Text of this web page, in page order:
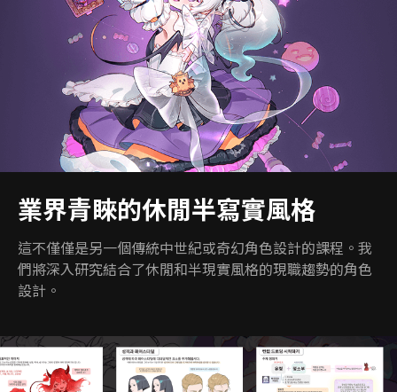
業界青睞的休閒半寫實風格
這不僅僅是另一個傳統中世紀或奇幻角色設計的課程。我
們將深入研究結合了休閒和半現實風格的現職趨勢的角色
設計。